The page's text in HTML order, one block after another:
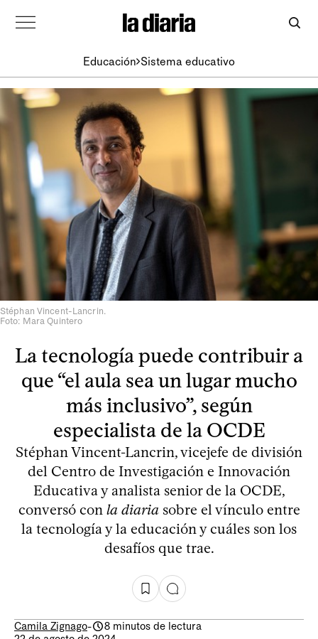
Educación Sistema educativo
Stéphan Vincent-Lancrin.
Foto: Mara Quintero
La tecnología puede contribuir a
que “el aula sea un lugar mucho
más inclusivo”, según
especialista de la OCDE
Stéphan Vincent-Lancrin, vicejefe de división
del Centro de Investigación e Innovación
Educativa y analista senior de la OCDE,
conversó con la diariasobre el vínculo entre
la tecnología y la educación y cuáles son los
desafíos que trae.
Camila Zignago-
8 minutos de lectura